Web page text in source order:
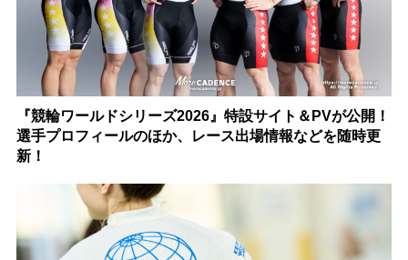
『競輪ワールドシリーズ2026』特設サイト＆PVが公開！
選手プロフィールのほか、レース出場情報などを随時更
新！